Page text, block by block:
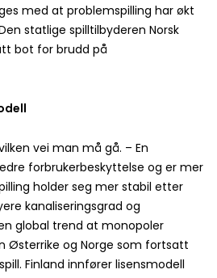
med at problemspilling har økt
statlige spilltilbyderen Norsk
bot for brudd på
vei man må gå. – En
forbrukerbeskyttelse og er mer
holder seg mer stabil etter
kanaliseringsgrad og
global trend at monopoler
Østerrike og Norge som fortsatt
Finland innfører lisensmodell